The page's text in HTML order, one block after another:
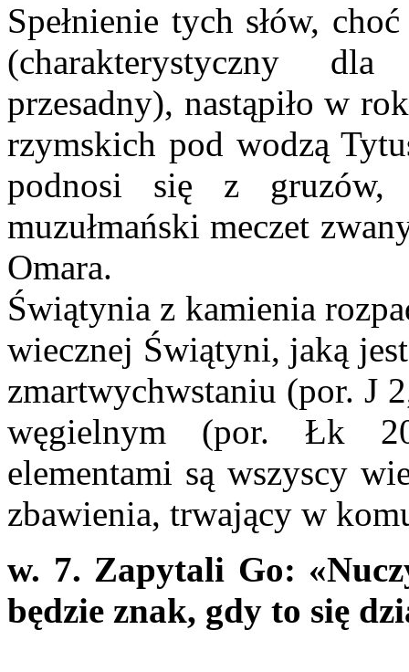
Spełnienie tych słów,
(charakterystyczny
przesadny), nastąpiło w
rzymskich pod wodzą
podnosi się z
muzułmański meczet
Omara.
Świątynia z kamienia
wiecznej Świątyni, jaką
zmartwychwstaniu (por. J
węgielnym (por. Łk
elementami są wszyscy
zbawienia, trwający w
w. 7. Zapytali Go:
będzie znak, gdy to się